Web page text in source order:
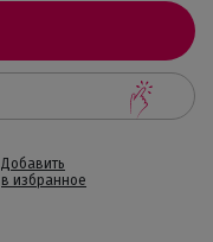
Добавить
в избранное